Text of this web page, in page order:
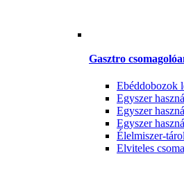
Gasztro
Ebéddobozok
Egyszer
Egyszer
Egyszer
Élelmiszer-
Elviteles